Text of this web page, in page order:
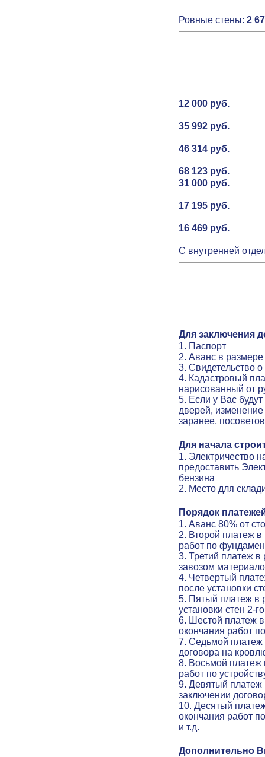
Ровные стены: 2
12 000 руб.
35 992 руб.
46 314 руб.
68 123 руб.
31 000 руб.
17 195 руб.
16 469 руб.
С внутренней
Для заключения
1. Паспорт
2. Аванс в
3. Свидетельство
4. Кадастровый
нарисованный от
5. Если у Вас
дверей, изменение
заранее,
Для начала
1. Электричество
предоставить
бензина
2. Место для
Порядок
1. Аванс 80% от
2. Второй платеж
работ по
3. Третий платеж
завозом
4. Четвертый
после установки
5. Пятый платеж в
установки стен 2-
6. Шестой платеж
окончания работ
7. Седьмой платеж
договора на
8. Восьмой платеж
работ по
9. Девятый платеж
заключении
10. Десятый
окончания работ
и т.д.
Дополнительно